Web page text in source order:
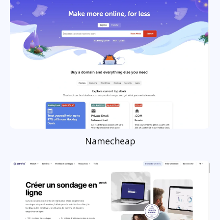
Namecheap